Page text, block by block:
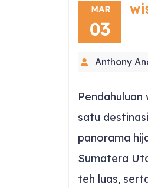
MAR
03
Anthony
satu
panorama
Sumatera
teh luas,